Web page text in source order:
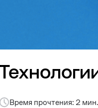
Время прочтения: 2 мин.